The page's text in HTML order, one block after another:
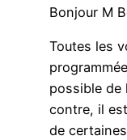
Bonjour M
Toutes les
possible de
contre, il
de